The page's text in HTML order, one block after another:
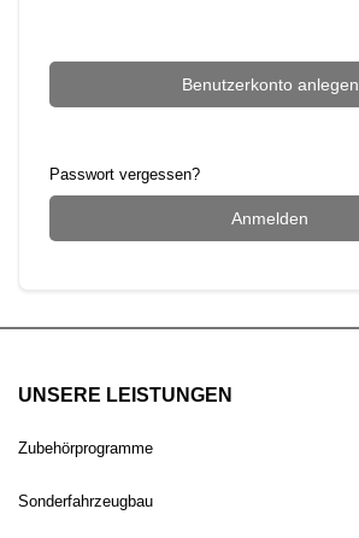
Benutzerkonto anlegen
Passwort vergessen?
Anmelden
UNSERE LEISTUNGEN
Zubehörprogramme
Sonderfahrzeugbau